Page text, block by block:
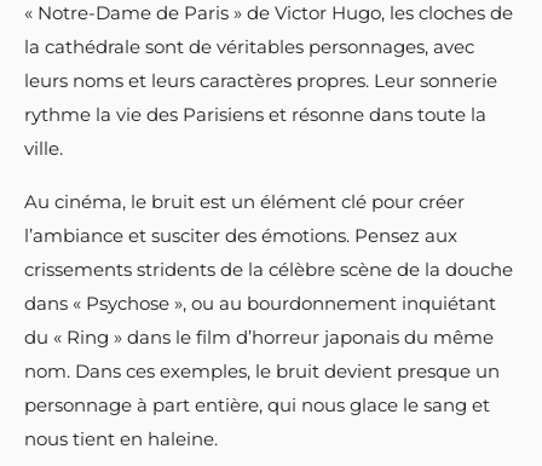
« Notre-Dame de Paris » de Victor Hugo, les cloches de
la cathédrale sont de véritables personnages, avec
leurs noms et leurs caractères propres. Leur sonnerie
rythme la vie des Parisiens et résonne dans toute la
ville.
Au cinéma, le bruit est un élément clé pour créer
l’ambiance et susciter des émotions. Pensez aux
crissements stridents de la célèbre scène de la douche
dans « Psychose », ou au bourdonnement inquiétant
du « Ring » dans le film d’horreur japonais du même
nom. Dans ces exemples, le bruit devient presque un
personnage à part entière, qui nous glace le sang et
nous tient en haleine.